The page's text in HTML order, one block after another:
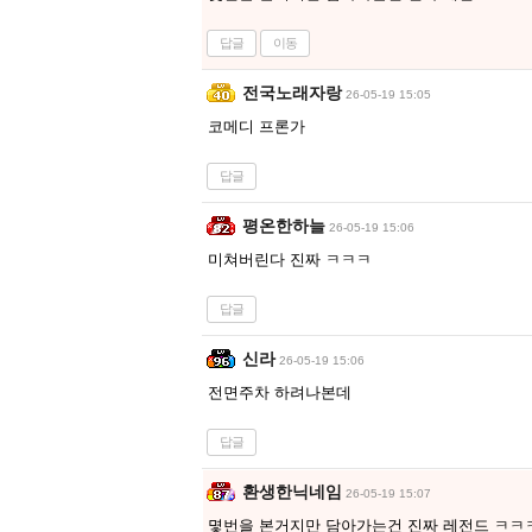
답글 이동
전국노래자랑 26-05-19 15:05
코메디 프론가
답글
평온한하늘 26-05-19 15:06
미쳐버린다 진짜 ㅋㅋㅋ
답글
신라 26-05-19 15:06
전면주차 하려나본데
답글
환생한닉네임 26-05-19 15:07
몇번을 본거지만 담아가는건 진짜 레전드 ㅋㅋ